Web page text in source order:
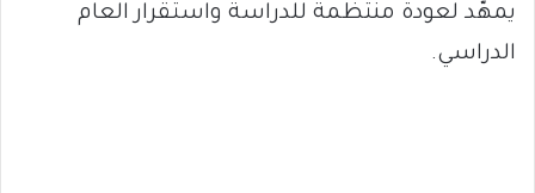
يمهّد لعودة منتظمة للدراسة واستقرار العام
الدراسي.